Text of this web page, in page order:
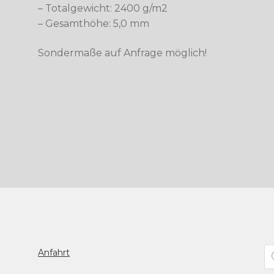
– Totalgewicht: 2400 g/m2
– Gesamthöhe: 5,0 mm
Sondermaße auf Anfrage möglich!
Anfahrt